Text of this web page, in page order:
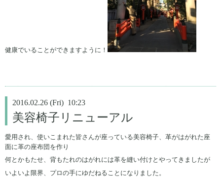
健康でいることができますように！
2016.02.26 (Fri) 10:23
美容椅子リニューアル
愛用され、使いこまれた皆さんが座っている美容椅子、革がはがれた座
面に革の座布団を作り
何とかもたせ、背もたれのはがれには革を縫い付けとやってきましたが
いよいよ限界、プロの手にゆだねることになりました。